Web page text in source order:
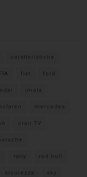
caratteristiche
FIA fiat ford
imola
mercedes
orari TV
rally red bull
sicurezza sky